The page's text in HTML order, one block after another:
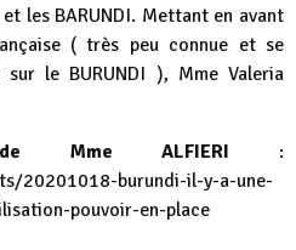
les BARUNDI. Mettant en avant
( très peu connue et se
sur le BURUNDI ), Mme Valeria
Mme ALFIERI :
20201018-burundi-il-y-a-une-
pouvoir-en-place